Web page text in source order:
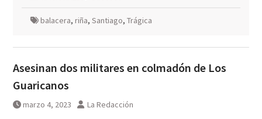
balacera, riña, Santiago, Trágica
Asesinan dos militares en colmadón de Los
Guaricanos
marzo 4, 2023 La Redacción